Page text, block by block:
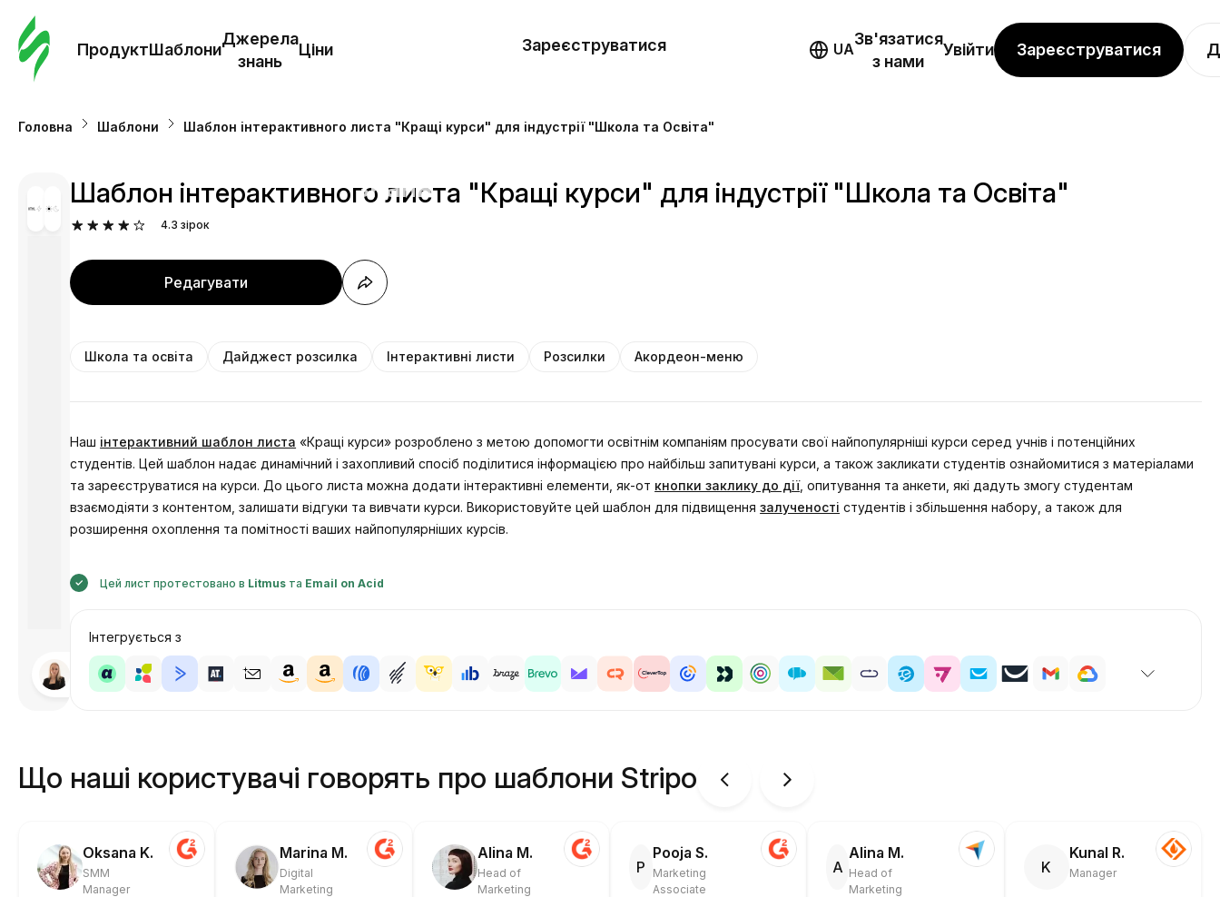
ПродуктШаблони
Джерела
знань
Ціни
знань
Зареєструватися UA
Зв'язатися
з нами
Увійти Зареєструватися
Головна Шаблони Шаблон інтерактивного листа "Кращі курси" для індустрії "Школа та Освіта"
Розроблено
Анастасія
Шаблон інтерактивного листа "Кращі курси" для індустрії "Школа та Освіта"
4.3 зірок
Редагувати
Школа та освіта Дайджест розсилка Інтерактивні листи Розсилки Акордеон-меню
Наш інтерактивний шаблон листа «Кращі курси» розроблено з метою допомогти освітнім компаніям просувати свої найпопулярніші курси серед учнів і потенційних
студентів. Цей шаблон надає динамічний і захопливий спосіб поділитися інформацією про найбільш запитувані курси, а також закликати студентів ознайомитися з матеріалами
та зареєструватися на курси. До цього листа можна додати інтерактивні елементи, як-от кнопки заклику до дії, опитування та анкети, які дадуть змогу студентам
взаємодіяти з контентом, залишати відгуки та вивчати курси. Використовуйте цей шаблон для підвищеннязалученості студентів і збільшення набору, а також для
розширення охоплення та помітності ваших найпопулярніших курсів.
Цей лист протестовано в Litmus та Email on Acid
Інтегрується з
Що наші користувачі говорять про шаблони Stripo
Oksana K.
SMM
Manager
Marina M.
Digital
Marketing
Alina M.
Head of
Marketing
P
Pooja S.
Marketing
Associate
A
Alina M.
Head of
Marketing
K
Kunal R.
Manager